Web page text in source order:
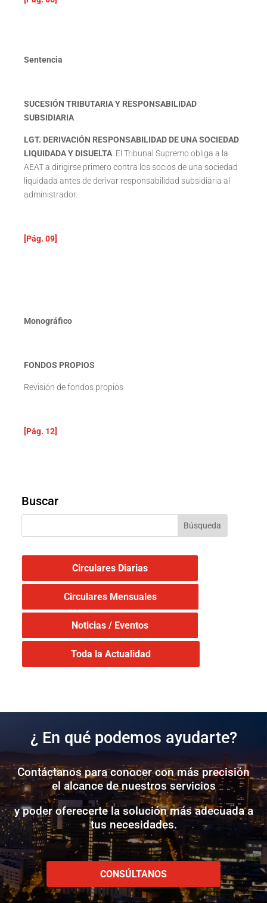
Sentencia
SUCESIÓN TRIBUTARIA Y RESPONSABILIDAD
SUBSIDIARIA
LGT. DERIVACIÓN RESPONSABILIDAD DE UNA SOCIEDAD
LIQUIDADA Y DISUELTA. El Tribunal Supremo obliga a la
AEAT a dirigirse primero contra los socios de una sociedad
liquidada antes de derivar responsabilidad subsidiaria al
administrador.
[Pág. 09]
Monográfico
FONDOS PROPIOS
Revisión de fondos propios
[Pág. 12]
Buscar
Circulares Diarias
Circulares Mensuales
Noticias / Eventos
Toda la Actualidad
¿ En qué podemos ayudarte?
Contáctanos para conocer con más precisión
el alcance de nuestros servicios
y poder oferecerte la solución más adecuada a
tus necesidades.
CONSÚLTANOS